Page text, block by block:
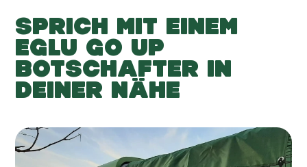
SPRICH MIT EINEM
EGLU GO UP
BOTSCHAFTER IN
DEINER NÄHE